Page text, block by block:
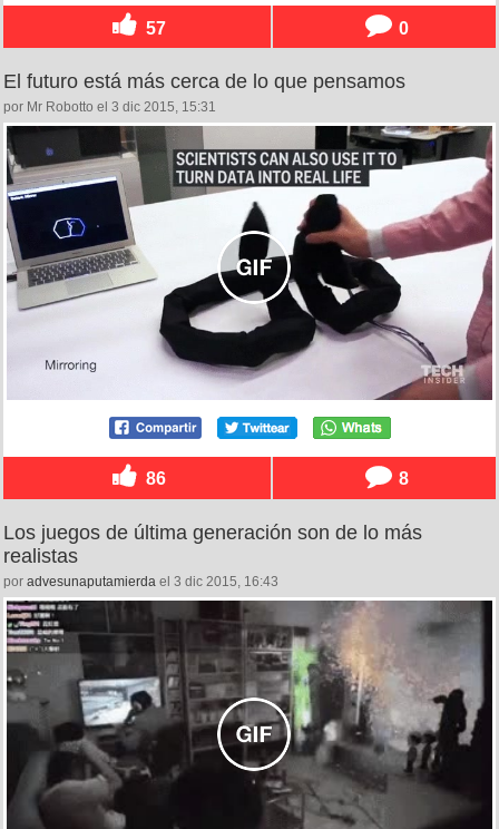
57 0
El futuro está más cerca de lo que pensamos
por Mr Robotto el 3 dic 2015, 15:31
86 8
Los juegos de última generación son de lo más
realistas
por advesunaputamierda el 3 dic 2015, 16:43